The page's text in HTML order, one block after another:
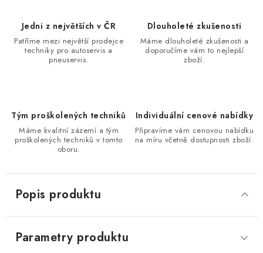
Jedni z největších v ČR
Patříme mezi největší prodejce
techniky pro autoservis a
pneuservis.
Dlouholeté zkušenosti
Máme dlouholeté zkušenosti a
doporučíme vám to nejlepší
zboží.
Tým proškolených techniků
Máme kvalitní zázemí a tým
proškolených techniků v tomto
oboru.
Individuální cenové nabídky
Připravíme vám cenovou nabídku
na míru včetně dostupnosti zboží.
Popis produktu
Parametry produktu